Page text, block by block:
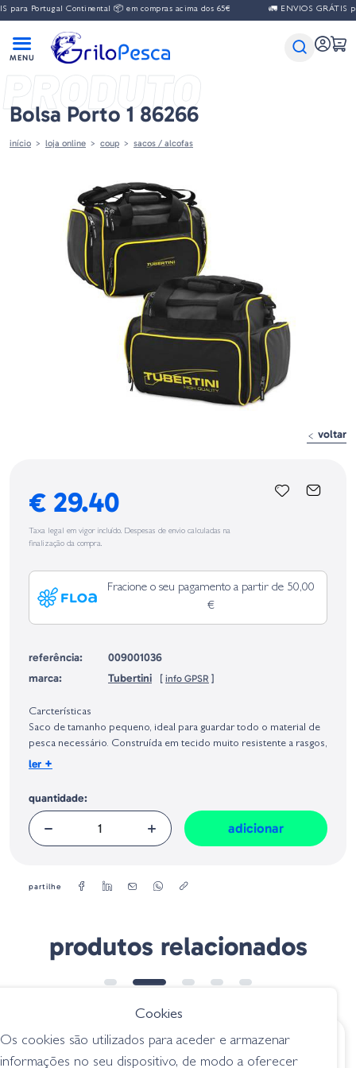
para Portugal Continental 📦 em compras acima dos 65€ 🚛 ENVIOS GRÁTIS
PRODUTO
Bolsa Porto 1 86266
início loja online coup sacos / alcofas
voltar
€ 29.40
Taxa legal em vigor incluído. Despesas de envio calculadas na
finalização da compra.
Fracione o seu pagamento a partir de 50,00
€
referência:
009001036
marca:
Tubertini [ info GPSR ]
Europeia, dos produtos da marca, conforme requerido no Regulamento
Geral sobre a Segurança dos Produtos (GPSR):
Carcterísticas
Saco de tamanho pequeno, ideal para guardar todo o material de
pesca necessário. Construída em tecido muito resistente a rasgos,
possui zíperes de alta qualidade, alça de ombro acolchoada
possui dois bolsos laterais e um frontal, personalizados com o
logotipo da Tubertini estampado.
Tamanho - 42 x 27 x 27 cm
ler +
quantidade:
adicionar
partilhe
produtos relacionados
€ 87.50 € 63.50
Cookies
Os cookies são utilizados para aceder e armazenar
informações no seu dispositivo, de modo a oferecer